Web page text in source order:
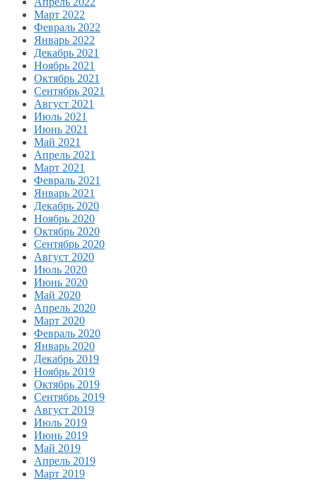
Март 2022
Февраль 2022
Январь 2022
Декабрь 2021
Ноябрь 2021
Октябрь 2021
Сентябрь 2021
Август 2021
Июль 2021
Июнь 2021
Май 2021
Апрель 2021
Март 2021
Февраль 2021
Январь 2021
Декабрь 2020
Ноябрь 2020
Октябрь 2020
Сентябрь 2020
Август 2020
Июль 2020
Июнь 2020
Май 2020
Апрель 2020
Март 2020
Февраль 2020
Январь 2020
Декабрь 2019
Ноябрь 2019
Октябрь 2019
Сентябрь 2019
Август 2019
Июль 2019
Июнь 2019
Май 2019
Апрель 2019
Март 2019